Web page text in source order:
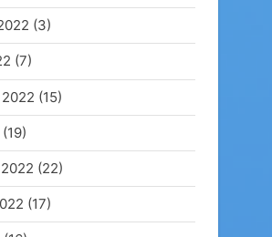
(3)
(7)
(15)
(19)
(22)
(17)